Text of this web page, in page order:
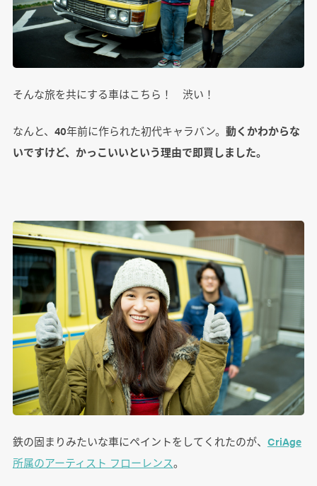
そんな旅を共にする車はこちら！ 渋い！
なんと、40年前に作られた初代キャラバン。 動くかわからな
いですけど、かっこいいという理由で即買しました。
鉄の固まりみたいな車にペイントをしてくれたのが、 CriAge
所属のアーティスト フローレンス。